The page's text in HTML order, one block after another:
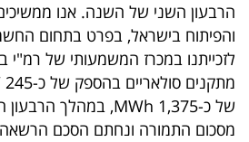
הרבעון השני של השנה. אנו
והפיתוח בישראל, בפרט בתחום
לזכייתנו במכרז המשמעותי של
מסכום התמורה ונחתם הסכם הרשאה